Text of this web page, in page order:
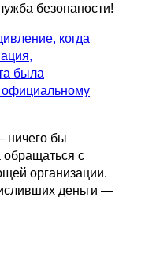
безопаности!
когда
была
ничего бы
обращаться с
организации.
деньги —